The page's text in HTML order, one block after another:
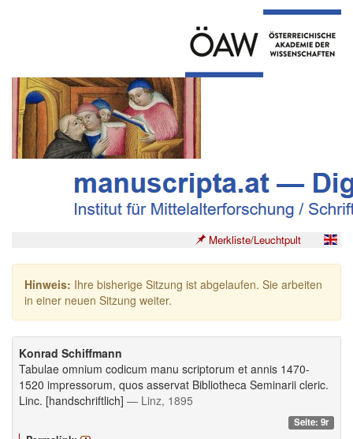
Merkliste/Leuchtpult
Hinweis: Ihre bisherige Sitzung ist abgelaufen. Sie arbeiten
in einer neuen Sitzung weiter.
Konrad Schiffmann
Tabulae omnium codicum manu scriptorum et annis 1470-
1520 impressorum, quos asservat Bibliotheca Seminarii cleric.
Linc. [handschriftlich] — Linz, 1895
Seite: 9r